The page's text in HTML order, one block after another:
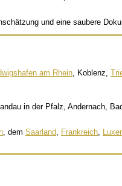
und eine saubere
am Rhein , Koblenz,
in der Pfalz, Andernach,
, dem Saarland, Frankreich,